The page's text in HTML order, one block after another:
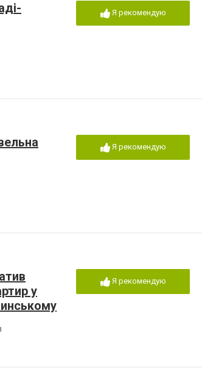
Я рекомендую
Я рекомендую
у
Я рекомендую